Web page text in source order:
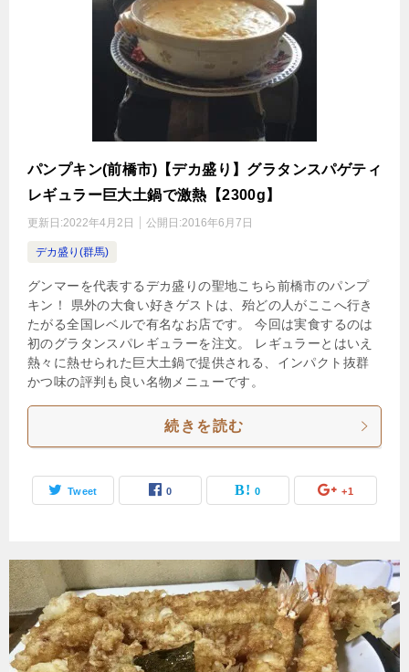
パンプキン(前橋市)【デカ盛り】グラタンスパゲティ
レギュラー巨大土鍋で激熱【2300g】
更新日:2022年4月2日 公開日:2016年6月7日
デカ盛り(群馬)
グンマーを代表するデカ盛りの聖地こちら前橋市のパンプ
キン！ 県外の大食い好きゲストは、殆どの人がここへ行き
たがる全国レベルで有名なお店です。 今回は実食するのは
初のグラタンスパレギュラーを注文。 レギュラーとはいえ
熱々に熱せられた巨大土鍋で提供される、インパクト抜群
かつ味の評判も良い名物メニューです。
続きを読む
Tweet 0 0 +1